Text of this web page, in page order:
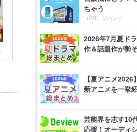
ちゃう
（PR）ジハンピ
2026年7月夏ド
作＆話題作が勢
【夏アニメ2026
新アニメを一挙
芸能界を志す10
応援！オーディ